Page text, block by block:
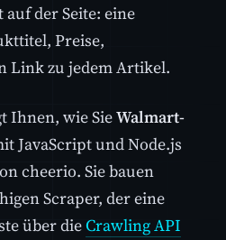
der Seite: eine
Preise,
Link zu jedem Artikel.
Ihnen, wie SieWalmart-
JavaScript und Node.js
cheerio. Sie bauen
Scraper, der eine
über dieCrawling API